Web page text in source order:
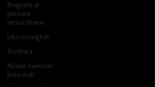
Biografie di
persone
straordinarie
Libri consigliati
Scrittura
Alcune memorie
personali